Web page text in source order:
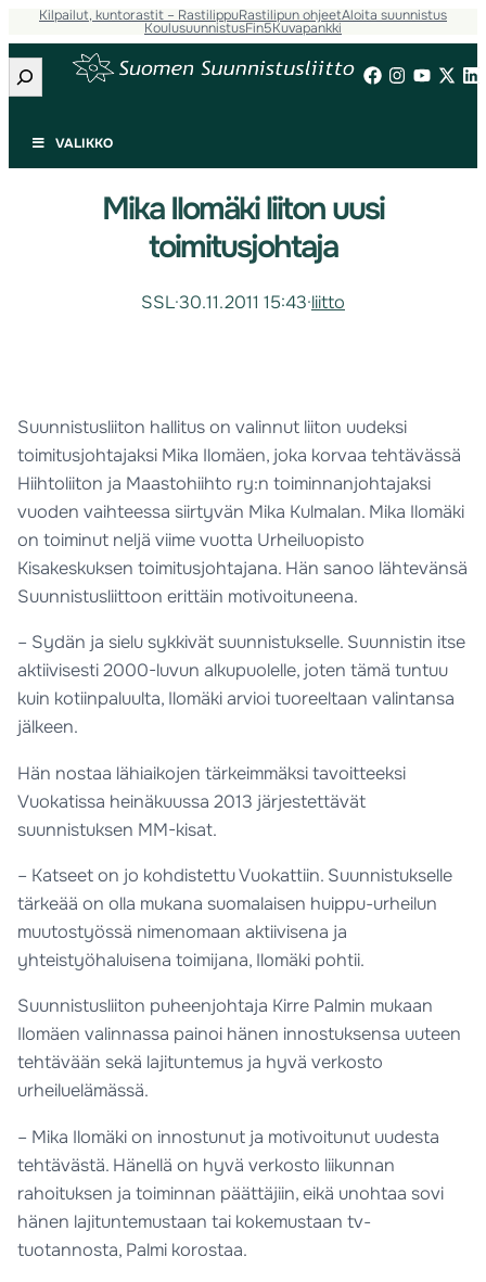
Kilpailut, kuntorastit – RastilippuRastilipun ohjeetAloita suunnistus
KoulusuunnistusFin5Kuvapankki
Etsi
VALIKKO
Mika Ilomäki liiton uusi
toimitusjohtaja
SSL·30.11.2011 15:43·liitto
Suunnistusliiton hallitus on valinnut liiton uudeksi
toimitusjohtajaksi Mika Ilomäen, joka korvaa tehtävässä
Hiihtoliiton ja Maastohiihto ry:n toiminnanjohtajaksi
vuoden vaihteessa siirtyvän Mika Kulmalan. Mika Ilomäki
on toiminut neljä viime vuotta Urheiluopisto
Kisakeskuksen toimitusjohtajana. Hän sanoo lähtevänsä
Suunnistusliittoon erittäin motivoituneena.
– Sydän ja sielu sykkivät suunnistukselle. Suunnistin itse
aktiivisesti 2000-luvun alkupuolelle, joten tämä tuntuu
kuin kotiinpaluulta, Ilomäki arvioi tuoreeltaan valintansa
jälkeen.
Hän nostaa lähiaikojen tärkeimmäksi tavoitteeksi
Vuokatissa heinäkuussa 2013 järjestettävät
suunnistuksen MM-kisat.
– Katseet on jo kohdistettu Vuokattiin. Suunnistukselle
tärkeää on olla mukana suomalaisen huippu-urheilun
muutostyössä nimenomaan aktiivisena ja
yhteistyöhaluisena toimijana, Ilomäki pohtii.
Suunnistusliiton puheenjohtaja Kirre Palmin mukaan
Ilomäen valinnassa painoi hänen innostuksensa uuteen
tehtävään sekä lajituntemus ja hyvä verkosto
urheiluelämässä.
– Mika Ilomäki on innostunut ja motivoitunut uudesta
tehtävästä. Hänellä on hyvä verkosto liikunnan
rahoituksen ja toiminnan päättäjiin, eikä unohtaa sovi
hänen lajituntemustaan tai kokemustaan tv-
tuotannosta, Palmi korostaa.